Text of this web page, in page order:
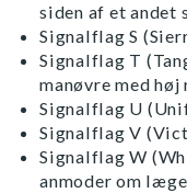
siden af et andet
Signalflag S
Signalflag T
manøvre med
Signalflag U
Signalflag V
Signalflag W
anmoder om